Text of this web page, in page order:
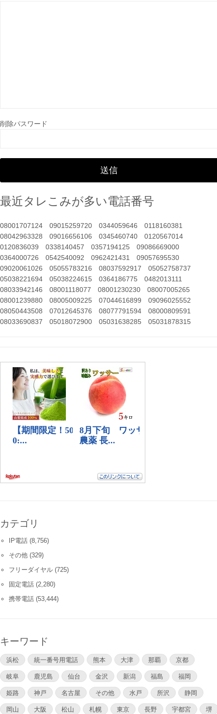
削除パスワード
最近タレこみが多い電話番号
08001707124 09015259720 0344059646
0118160381
08042963328
09016656106 0345460740
0120567014
0120836039
0338140457 0357194125
09086669000
0364000726
0542540092 0962421431
09057695530
09020061026
05055783216 08037592917
05052758737
05038221694
05038224615 0364186775
0482013111
08033942146
08001118077 08001230230
08007005265
08001239880
08005009225 07044616899
09096025552
08050443508
07012645376 08077791594
08000809591
08033690837
05018072900 05031638285 05031878315
カテゴリ
IP電話 (8,756)
その他 (329)
フリーダイヤル (725)
固定電話 (2,280)
携帯電話 (53,444)
キーワード
浜松 統一番号用電話 熊本 大津 那覇
京都
岐阜
鹿児島 仙台 金沢 新潟 福島
福岡
姫路
神戸 名古屋 その他 水戸 所沢
静岡
岡山
大阪 松山 札幌 東京 長野 宇都宮
堺